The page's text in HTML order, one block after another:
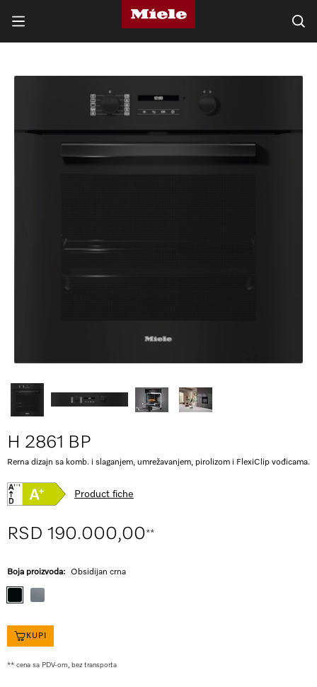
H 2861 BP
Rerna dizajn sa komb. i slaganjem, umrežavanjem, pirolizom i FlexiClip vođicama.
Product fiche
RSD 190.000,00**
Boja proizvoda: Obsidijan crna
KUPI
** cena sa PDV-om, bez transporta